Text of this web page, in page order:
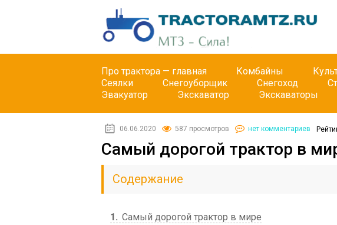
Про трактора — главная Комбайны
Сеялки
Снегоуборщик Снегоход
Эвакуатор
Экскаватор Экскаваторы
06.06.2020 587 просмотров нет комментариев
Самый дорогой трактор в
Содержание
1
Самый дорогой трактор в мире